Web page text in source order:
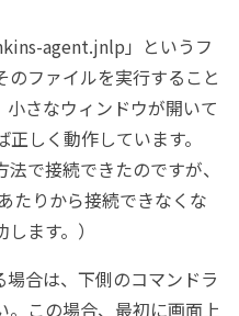
agent.jnlp」というフ
ファイルを実行すること
さなウィンドウが開いて
しく動作しています。
で接続できたのですが、
たりから接続できなくな
ます。）
合は、下側のコマンドラ
。この場合、最初に画面上